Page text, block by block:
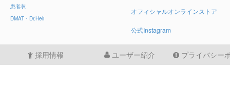
患者衣
DMAT・Dr.Heli
オフィシャルオンラインストア
公式Instagram
採用情報 ユーザー紹介 プライバシー